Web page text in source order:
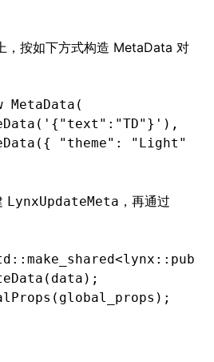
，按如下方式构造 MetaData 对
MetaData (
( '{"text":"TD"}' ) ,
({ "theme" : "Light"
LynxUpdateMeta ，再通过
:: make_shared<lynx :: pub
(data);
(global_props);